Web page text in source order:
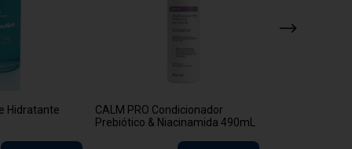
Hidratante
CALM PRO Condicionador
Prebiótico & Niacinamida 490mL